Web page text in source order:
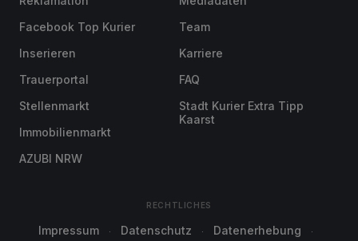
Facebook Top Kurier
Inserieren
Trauerportal
Stellenmarkt
Immobilienmarkt
AZUBI NRW
Team
Karriere
FAQ
Stadt Kurier Extra Tipp
Kaarst
RECHTLICHES
Impressum Datenschutz Datenerhebung